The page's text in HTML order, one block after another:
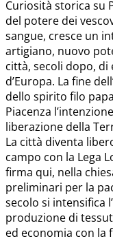
Curiosità storica su
del potere dei
sangue, cresce un
artigiano, nuovo
città, secoli dopo,
d’Europa. La fine
dello spirito filo
Piacenza
liberazione della
La città diventa
campo con la Lega
firma qui, nella
preliminari per la
secolo si intensifica
produzione di
ed economia con la